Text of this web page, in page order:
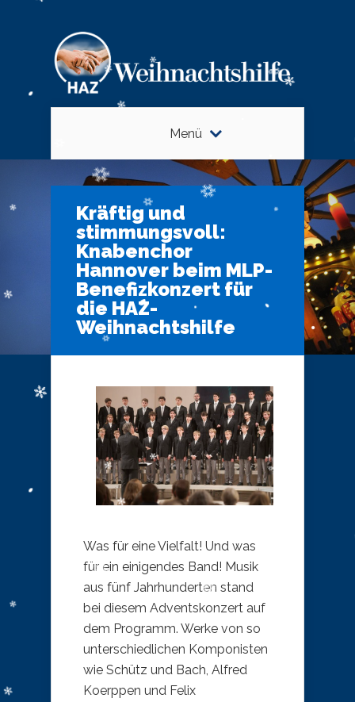
Menü
Kräftig und
stimmungsvoll:
Knabenchor
Hannover beim MLP-
Benefizkonzert für
die HAZ-
Weihnachtshilfe
Was für eine Vielfalt! Und was
für ein einigendes Band! Musik
aus fünf Jahrhunderten stand
bei diesem Adventskonzert auf
dem Programm. Werke von so
unterschiedlichen Komponisten
wie Schütz und Bach, Alfred
Koerppen und Felix